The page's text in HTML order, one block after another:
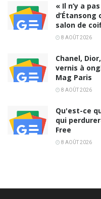
« Il n’y a
salon de
8 AOÛT 2026
Chanel,
vernis à
Mag Paris
8 AOÛT 2026
Qu'est-ce
qui
Free
8 AOÛT 2026